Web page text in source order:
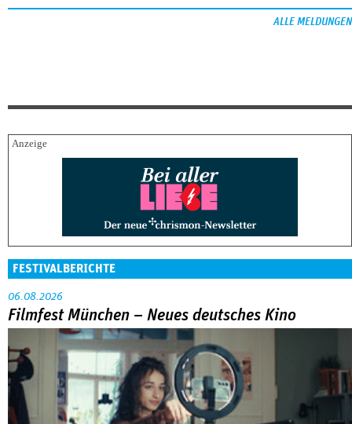
ALLE MELDUNGEN
FESTIVALBERICHTE
06.08.2026
Filmfest München – Neues deutsches Kino